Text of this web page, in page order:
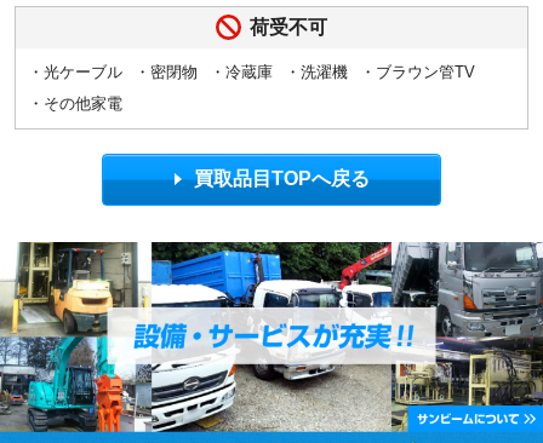
荷受不可
・光ケーブル ・密閉物 ・冷蔵庫 ・洗濯機
・ブラウン管TV
・その他家電
買取品目TOPへ戻る